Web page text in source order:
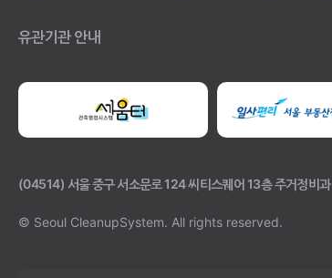
유관기관 안내
(04514) 서울 중구 서소문로 124 씨티스퀘어 13층 주거정비과
© Seoul CleanupSystem. All rights reserved.